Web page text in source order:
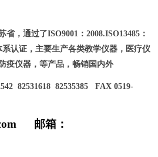
，通过了ISO9001：2008.ISO13485：
系认证，主要生产各类教学仪器，医疗仪
疫仪器，等产品，畅销国内外
82531618 82535385 FAX 0519-
邮箱：